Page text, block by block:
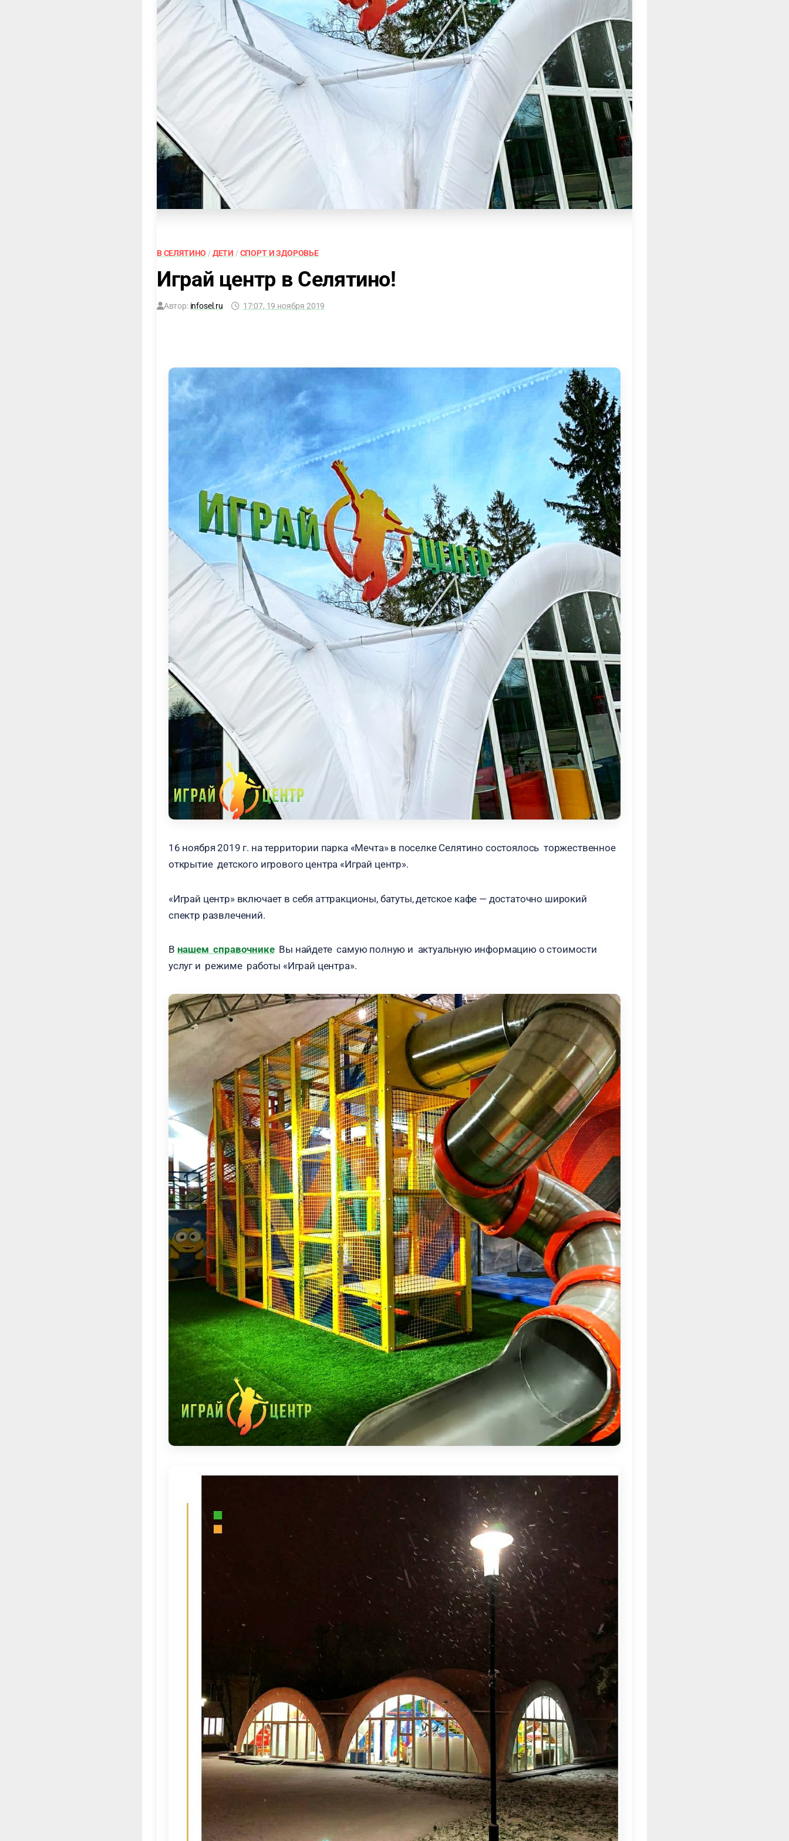
В СЕЛЯТИНО /ДЕТИ /СПОРТ И ЗДОРОВЬЕ
Играй центр в Селятино!
Автор: infosel.ru 17:07, 19 ноября 2019
16 ноября 2019 г. на территории парка «Мечта» в поселке Селятино состоялось торжественное
открытие детского игрового центра «Играй центр».
«Играй центр» включает в себя аттракционы, батуты, детское кафе — достаточно широкий
спектр развлечений.
В нашем справочникеВы найдете самую полную и актуальную информацию о стоимости
услуг и режиме работы «Играй центра».